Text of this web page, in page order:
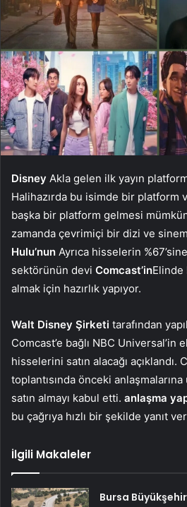
Disney Akla gelen ilk yayın
Halihazırda bu isimde bir platform
başka bir platform gelmesi
zamanda çevrimiçi bir dizi ve
Hulu’nun Ayrıca hisselerin
sektörünün devi Comcast’inElinde
almak için hazırlık yapıyor.
Walt Disney Şirketi tarafından
Comcast’e bağlı NBC Universal’in
hisselerini satın alacağı açıklandı.
toplantısında önceki
satın almayı kabul etti. anlaşma
bu çağrıya hızlı bir şekilde yanıt
İlgili Makaleler
Bursa